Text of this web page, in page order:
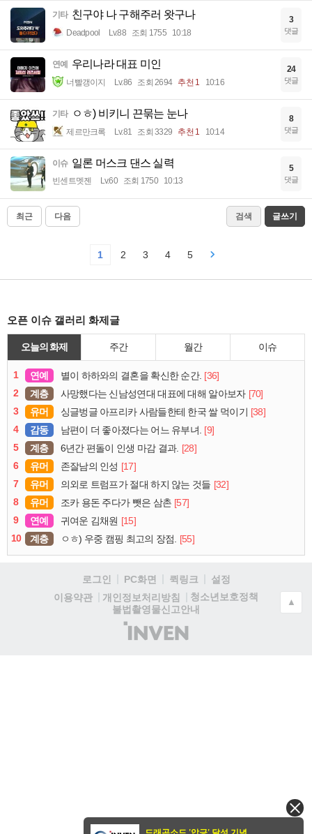
기타 친구야 나 구해주러 왓구나
Deadpool Lv.88 조회 1755 10:18
3
댓글
연예 우리나라 대표 미인
너빨갱이지 Lv.86 조회 2694 추천 1 10:16
24
댓글
기타 ㅇㅎ) 비키니 끈묶는 눈나
제르만크록 Lv.81 조회 3329 추천 1 10:14
8
댓글
이슈 일론 머스크 댄스 실력
빈센트멧젠 Lv.60 조회 1750 10:13
5
댓글
최근 다음 검색 글쓰기
1 2 3 4 5
오픈 이슈 갤러리 화제글
오늘의 화제 주간 월간 이슈
1 연예 별이 하하와의 결혼을 확신한 순간. [36]
2
계층 사망했다는 신남성연대 대표에 대해 알아보자 [70]
3
유머 싱글벙글 아프리카 사람들한테 한국 쌀 먹이기 [38]
4
감동 남편이 더 좋아졌다는 어느 유부녀. [9]
5
계층 6년간 편돌이 인생 마감 결과. [28]
6
유머 존잘남의 인성 [17]
7
유머 의외로 트럼프가 절대 하지 않는 것들 [32]
8
유머 조카 용돈 주다가 뺏은 삼촌 [57]
9
연예 귀여운 김채원 [15]
10
계층 ㅇㅎ) 우중 캠핑 최고의 장점. [55]
로그인 PC화면 퀵링크
설정
이용약관
개인정보처리방침
청소년보호정책
불법촬영물신고안내
(주)
인
▲